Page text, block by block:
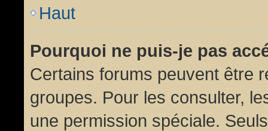
Haut
Pourquoi ne puis-je pas
Certains forums peuvent être
groupes. Pour les consulter,
une permission spéciale.